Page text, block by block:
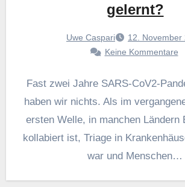
gelernt?
Uwe Caspari
12. November
Keine Kommentare
Fast zwei Jahre SARS-CoV2-
haben wir nichts. Als im
ersten Welle, in manchen Ländern
kollabiert ist, Triage in
war und Menschen…